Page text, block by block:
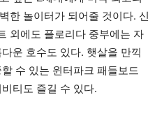
한 놀이터가 되어줄 것이다. 신
외에도 플로리다 중부에는 자
운 호수도 있다. 햇살을 만끽
수 있는 윈터파크 패들보드
티도 즐길 수 있다.